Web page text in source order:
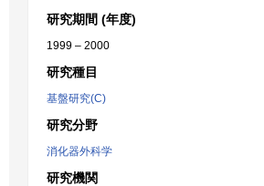
研究期間 (年度)
1999 – 2000
研究種目
基盤研究(C)
研究分野
消化器外科学
研究機関